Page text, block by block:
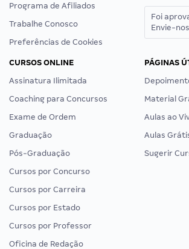
Programa de Afiliados
Trabalhe Conosco
Preferências de Cookies
Foi
Envie-
CURSOS ONLINE
Assinatura Ilimitada
Coaching para Concursos
Exame de Ordem
Graduação
Pós-Graduação
Cursos por Concurso
Cursos por Carreira
Cursos por Estado
Cursos por Professor
Oficina de Redação
PÁGINAS
Material
Aulas ao
Aulas
Sugerir